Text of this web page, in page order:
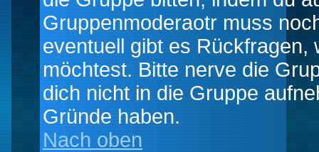
Gruppenmoderaotr muss
eventuell gibt es
möchtest. Bitte nerve die
dich nicht in die Gruppe
Gründe haben.
Nach oben